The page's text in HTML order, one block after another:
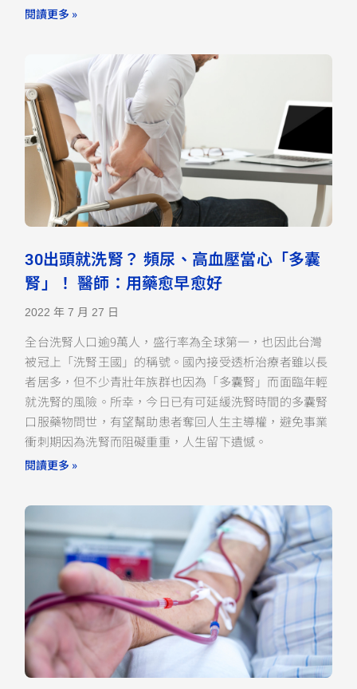
閱讀更多 »
30出頭就洗腎？ 頻尿、高血壓當心「多囊
腎」！ 醫師：用藥愈早愈好
2022 年 7 月 27 日
全台洗腎人口逾9萬人，盛行率為全球第一，也因此台灣
被冠上「洗腎王國」的稱號。國內接受透析治療者雖以長
者居多，但不少青壯年族群也因為「多囊腎」而面臨年輕
就洗腎的風險。所幸，今日已有可延緩洗腎時間的多囊腎
口服藥物問世，有望幫助患者奪回人生主導權，避免事業
衝刺期因為洗腎而阻礙重重，人生留下遺憾。
閱讀更多 »